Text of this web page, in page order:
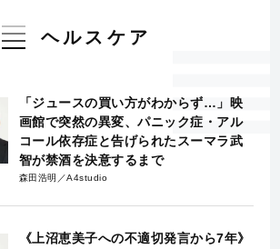
ヘルスケア
「ジュースの買い方がわからず…」映
画館で突然の異変、パニック症・アル
コール依存症と告げられたスーマラ武
智が禁酒を決意するまで
森田浩明／A4studio
《上沼恵美子への不適切発言から7年》